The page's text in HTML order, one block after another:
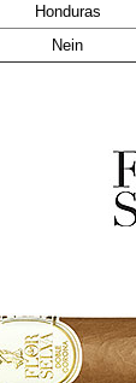
Honduras
Nein